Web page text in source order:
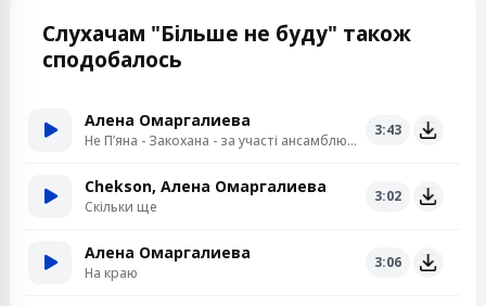
Слухачам "Більше не буду" також
сподобалось
Алена Омаргалиева
Не Пʼяна - Закохана - за участі ансамблю «Кралиця»
3:43
Chekson, Алена Омаргалиева
Скільки ще
3:02
Алена Омаргалиева
На краю
3:06